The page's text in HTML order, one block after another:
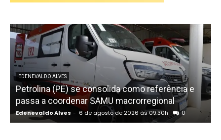
EDENEVALDO ALVES
Petrolina (PE) se consolida como referência e
passa a coordenar SAMU macrorregional
Edenevaldo Alves - 6 de agosto de 2026 às 09:30h 0